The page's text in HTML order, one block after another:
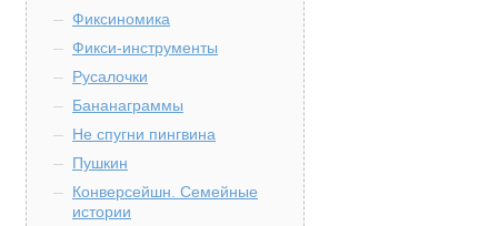
Фиксиномика
Фикси-инструменты
Русалочки
Бананаграммы
Не спугни пингвина
Пушкин
Конверсейшн. Семейные
истории